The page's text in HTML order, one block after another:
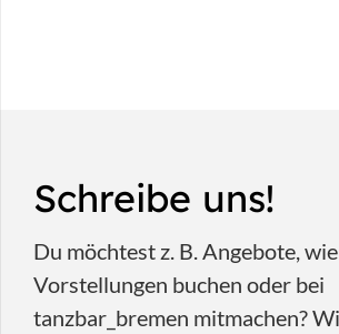
Schreibe uns!
Du möchtest z. B. Angebote, wie
Vorstellungen buchen oder bei
tanzbar_bremen mitmachen?